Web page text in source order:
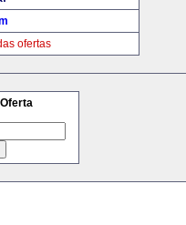
ofertas